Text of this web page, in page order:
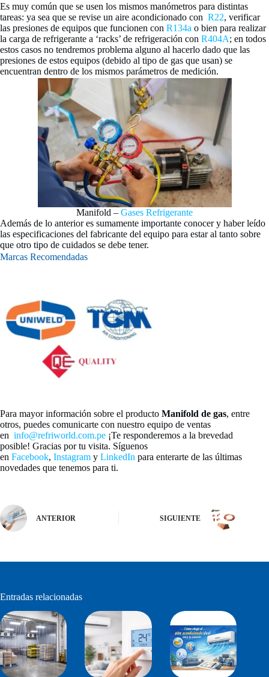
Es muy común que se usen los mismos manómetros para distintas
tareas: ya sea que se revise un aire acondicionado con R22, verificar
las presiones de equipos que funcionen con R134a o bien para realizar
la carga de refrigerante a ‘racks’ de refrigeración con R404A; en todos
estos casos no tendremos problema alguno al hacerlo dado que las
presiones de estos equipos (debido al tipo de gas que usan) se
encuentran dentro de los mismos parámetros de medición.
Manifold – Gases Refrigerante
Además de lo anterior es sumamente importante conocer y haber leído
las especificaciones del fabricante del equipo para estar al tanto sobre
que otro tipo de cuidados se debe tener.
Marcas Recomendadas
Para mayor información sobre el producto Manifold de gas, entre
otros, puedes comunicarte con nuestro equipo de ventas
en info@refriworld.com.pe ¡Te responderemos a la brevedad
posible! Gracias por tu visita. Síguenos
en Facebook, Instagram y LinkedIn para enterarte de las últimas
novedades que tenemos para ti.
ANTERIOR SIGUIENTE
Entradas relacionadas